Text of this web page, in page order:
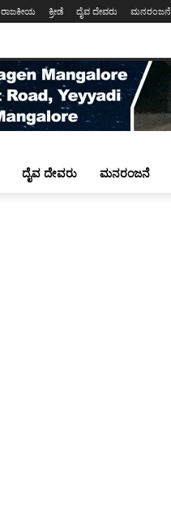
ರಾಜಕೀಯ ಕ್ರೀಡೆ ದೈವ ದೇವರು ಮನರಂಜನೆ
ದೈವ ದೇವರು ಮನರಂಜನೆ